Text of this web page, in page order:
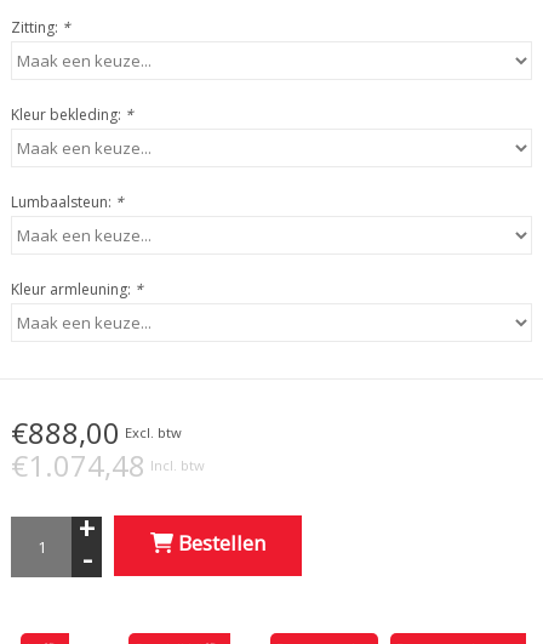
Zitting: *
Kleur bekleding: *
Lumbaalsteun: *
Kleur armleuning: *
€888,00 Excl. btw
€1.074,48 Incl. btw
+
- Bestellen